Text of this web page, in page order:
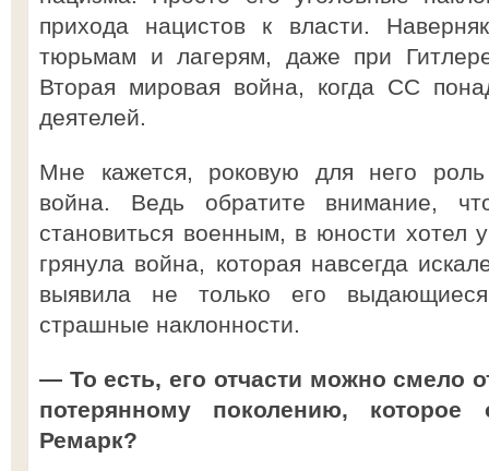
прихода нацистов к власти.
тюрьмам и лагерям, даже при
Вторая мировая война, когда СС
деятелей.
Мне кажется, роковую для него
война. Ведь обратите внимание,
становиться военным, в юности хотел
грянула война, которая навсегда
выявила не только его
страшные наклонности.
— То есть, его отчасти можно смело
потерянному поколению,
Ремарк?